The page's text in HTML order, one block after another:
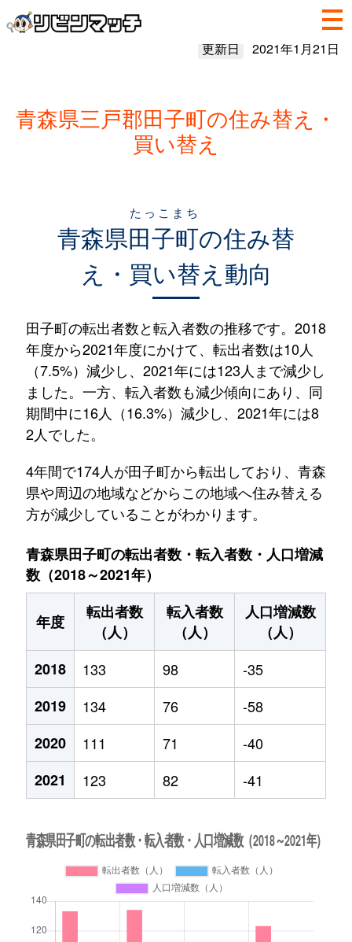
更新日 2021年1月21日
青森県三戸郡田子町の住み替え・
買い替え
青森県田子町
たっこまち
の住み替
え・買い替え動向
田子町の転出者数と転入者数の推移です。2018
年度から2021年度にかけて、転出者数は10人
（7.5%）減少し、2021年には123人まで減少し
ました。一方、転入者数も減少傾向にあり、同
期間中に16人（16.3%）減少し、2021年には8
2人でした。
4年間で174人が田子町から転出しており、青森
県や周辺の地域などからこの地域へ住み替える
方が減少していることがわかります。
青森県田子町の転出者数・転入者数・人口増減
数（2018～2021年）
年度
転出者数
（人）
転入者数
（人）
人口増減数
（人）
2018
133 98
-35
2019
134 76
-58
2020
111 71
-40
2021
123 82 -41